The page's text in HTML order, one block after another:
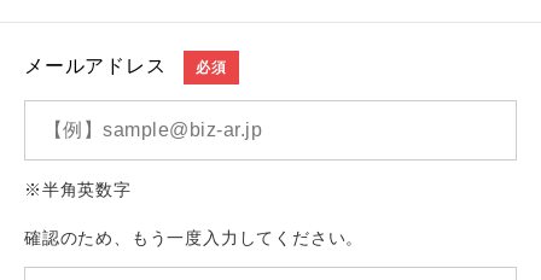
メールアドレス 必須
※半角英数字
確認のため、もう一度入力してください。